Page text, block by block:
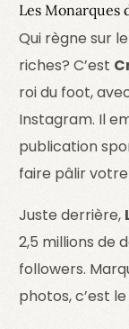
Les Monarques
Qui règne sur
riches? C’est
roi du foot,
Instagram. Il
publication
faire pâlir
Juste derrière,
2,5 millions de
followers.
photos, c’est